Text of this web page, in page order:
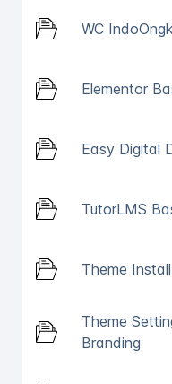
WC
Elementor
Easy Digital
TutorLMS
Theme
Theme
Branding